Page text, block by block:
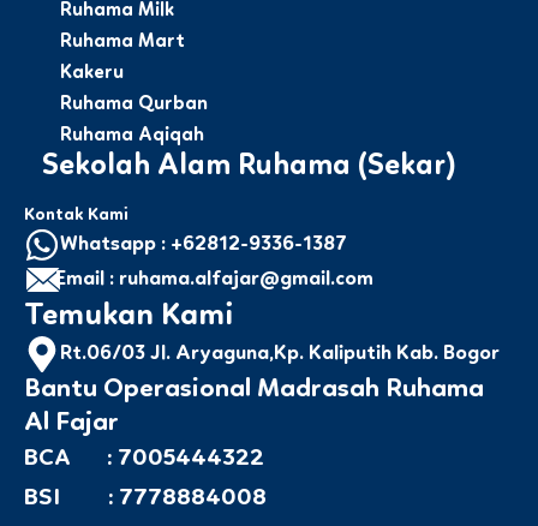
Ruhama Milk
Ruhama Mart
Kakeru
Ruhama Qurban
Ruhama Aqiqah
Sekolah Alam Ruhama (Sekar)
Kontak Kami
Whatsapp : +62812-9336-1387
Email : ruhama.alfajar@gmail.com
Temukan Kami
Rt.06/03 Jl. Aryaguna,Kp. Kaliputih Kab. Bogor
Bantu Operasional Madrasah Ruhama
Al Fajar
BCA : 7005444322
BSI : 7778884008